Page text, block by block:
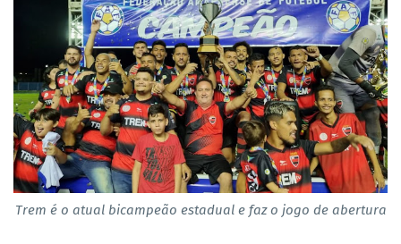
Trem é o atual bicampeão estadual e faz o jogo de abertura